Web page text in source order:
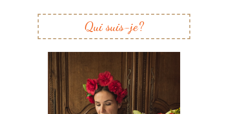
Qui suis-je?